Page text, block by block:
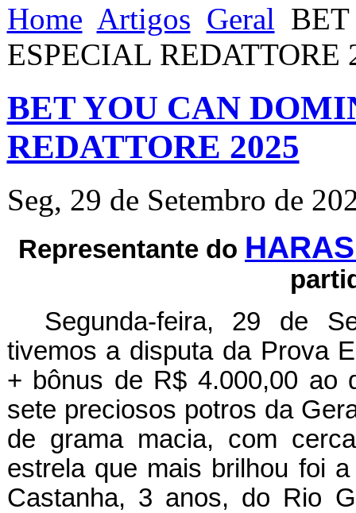
Home Artigos Geral
ESPECIAL REDATTORE
BET YOU CAN
REDATTORE 2025
Seg, 29 de Setembro de
Representante do
Segunda-feira, 29 de
tivemos a disputa da Prova
+ bônus de R$ 4.000,00 ao
sete preciosos potros da
de grama macia, com
estrela que mais brilhou foi
Castanha, 3 anos, do Rio